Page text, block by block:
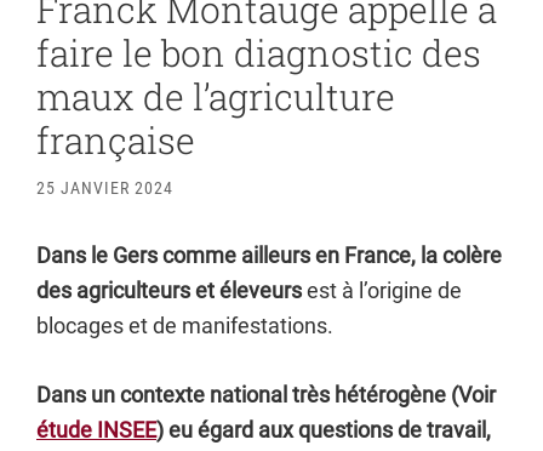
faire le bon diagnostic des
maux de l’agriculture
française
25 JANVIER 2024
Dans le Gers comme ailleurs en France, la colère
des agriculteurs et éleveursest à l’origine de
blocages et de manifestations.
Dans un contexte national très hétérogène (Voir
étude INSEE) eu égard aux questions de travail,